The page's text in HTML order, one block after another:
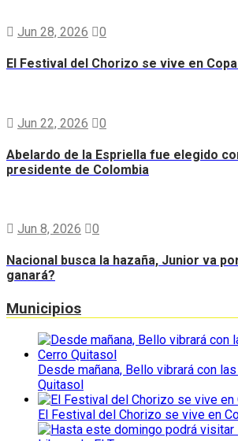
Jun 28, 2026 0
El Festival del Chorizo se vive en
Jun 22, 2026 0
Abelardo de la Espriella fue elegido
presidente de Colombia
Jun 8, 2026 0
Nacional busca la hazaña, Junior va
ganará?
Municipios
Desde mañana, Bello vibrará con
Quitasol
El Festival del Chorizo se vive en